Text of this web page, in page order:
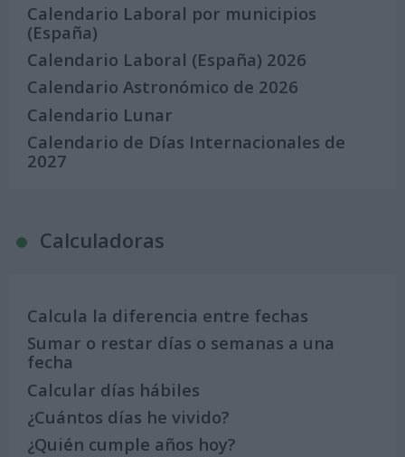
Calendario Laboral por municipios
(España)
Calendario Laboral (España) 2026
Calendario Astronómico de 2026
Calendario Lunar
Calendario de Días Internacionales de
2027
Calculadoras
Calcula la diferencia entre fechas
Sumar o restar días o semanas a una
fecha
Calcular días hábiles
¿Cuántos días he vivido?
¿Quién cumple años hoy?